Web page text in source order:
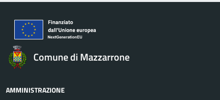
Comune di Mazzarrone
AMMINISTRAZIONE